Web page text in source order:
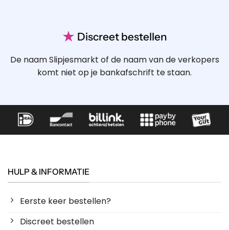
★ Discreet bestellen
De naam Slipjesmarkt of de naam van de verkopers
komt niet op je bankafschrift te staan.
HULP & INFORMATIE
Eerste keer bestellen?
Discreet bestellen